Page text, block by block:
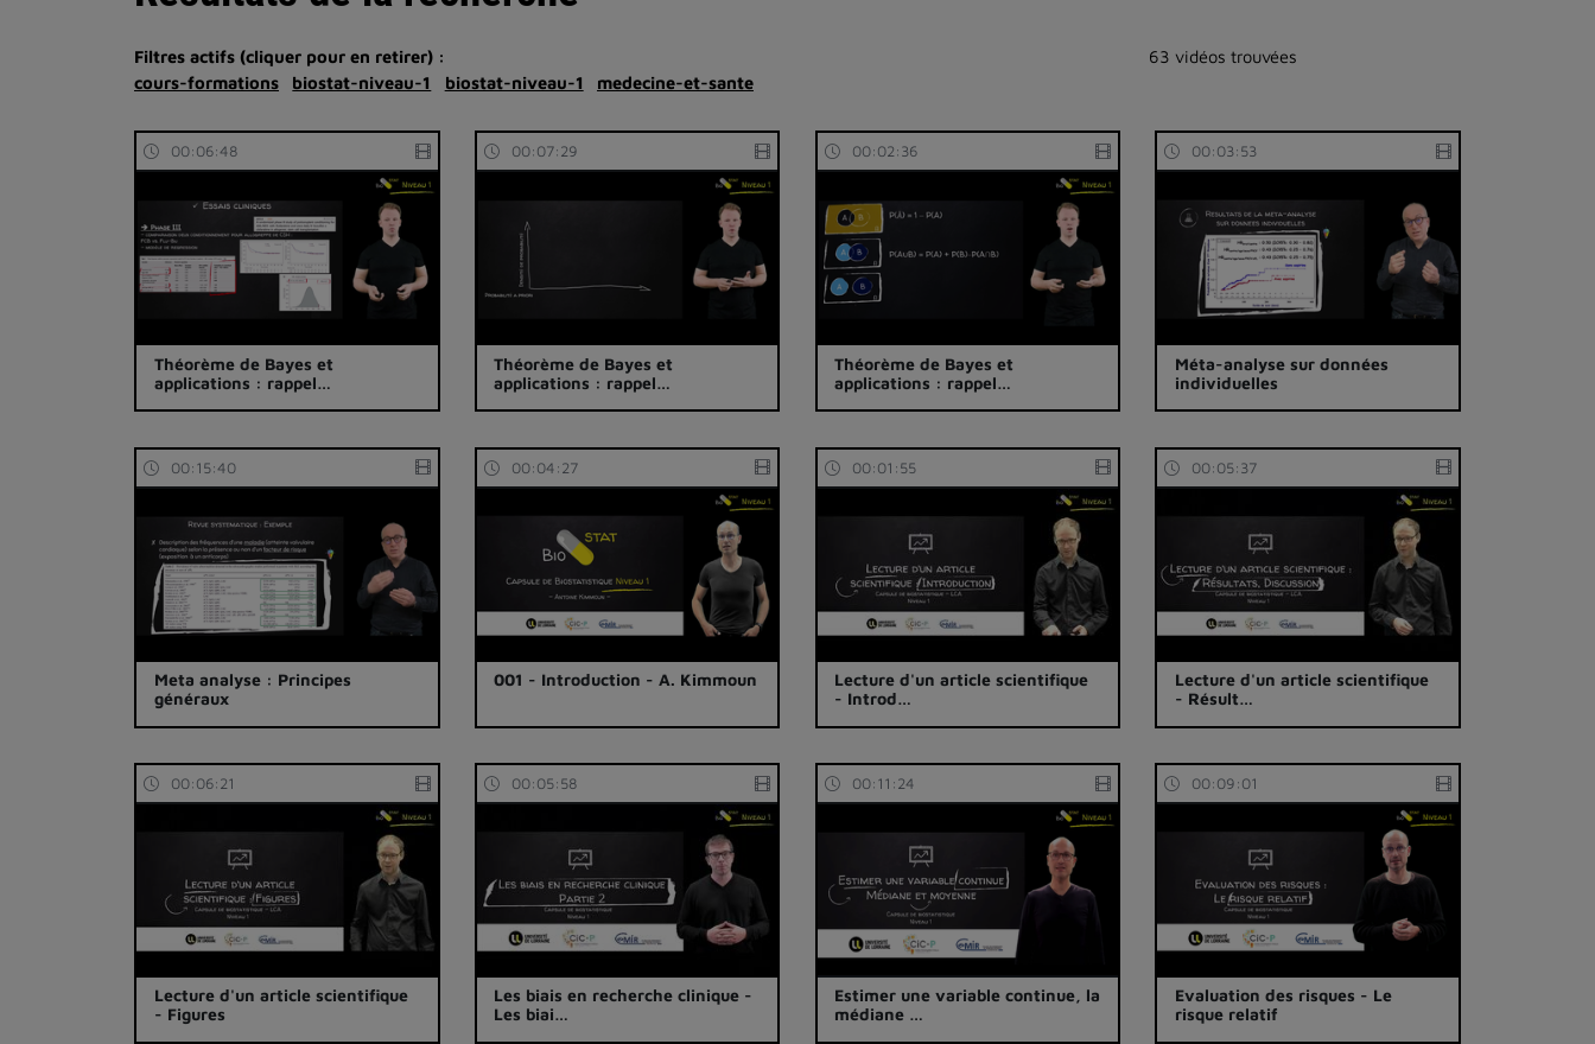
Filtres actifs (cliquer pour en retirer) :
cours-formations
biostat-niveau-1 biostat-niveau-1 medecine-et-sante
63 vidéos trouvées
00:06:48
Théorème de Bayes et
applications : rappel…
00:07:29
Théorème de Bayes et
applications : rappel…
00:02:36
Théorème de Bayes et
applications : rappel…
00:03:53
Méta-analyse sur données
individuelles
00:15:40
Meta analyse : Principes
généraux
00:04:27
001 - Introduction - A. Kimmoun
00:01:55
Lecture d'un article scientifique
- Introd…
00:05:37
Lecture d'un article scientifique
- Résult…
00:06:21
Lecture d'un article scientifique
- Figures
00:05:58
Les biais en recherche clinique -
Les biai…
00:11:24
Estimer une variable continue, la
médiane …
00:09:01
Evaluation des risques - Le
risque relatif